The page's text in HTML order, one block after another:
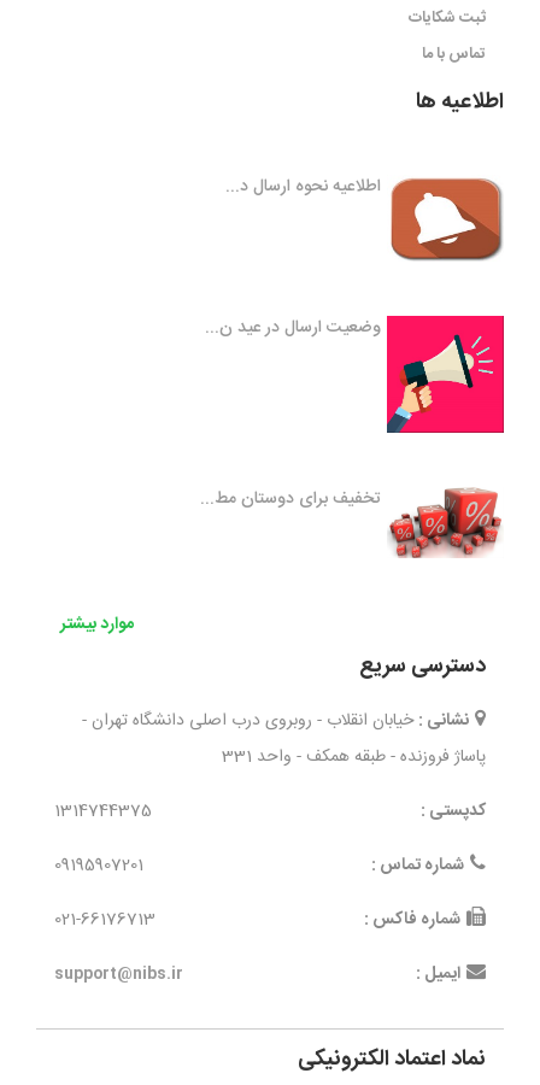
ثبت شکایات
تماس با ما
اطلاعیه ها
اطلاعیه نحوه ارسال د...
وضعیت ارسال در عید ن...
تخفیف برای دوستان مط...
موارد بیشتر
دسترسی سریع
نشانی : خیابان انقلاب - روبروی درب اصلی دانشگاه تهران -
پاساژ فروزنده - طبقه همکف - واحد 331
کدپستی :
1314744375
شماره تماس :
09195907201
شماره فاکس :
021-66176713
ایمیل :
support@nibs.ir
نماد اعتماد الکترونیکی